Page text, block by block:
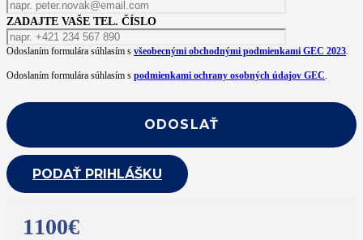
ZADAJTE VAŠE TEL. ČÍSLO
Odoslaním formulára súhlasím s všeobecnými obchodnými podmienkami GEC 2023.
Odoslaním formulára súhlasím s podmienkami ochrany osobných údajov GEC.
PODAŤ PRIHLÁŠKU
1100€